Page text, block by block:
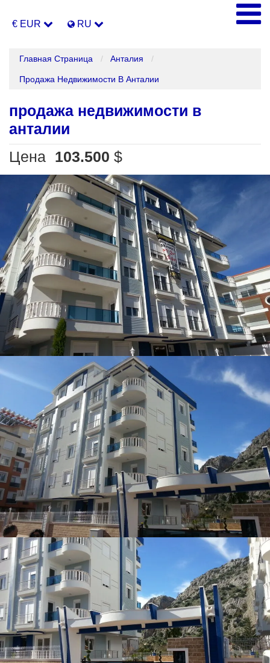
€ EUR RU
Главная Страница Анталия
Продажа Недвижимости В Анталии
продажа недвижимости в
анталии
Цена 103.500 $